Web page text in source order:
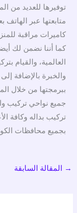
توفيرها للعديد من
متابعتها عبر
كما أننا نضمن لك
العالمية، والقيام
والخبرة بالإضافة
ببرمجتها من خلال
جميع نواحي تركيب
تركيب بداله وكافة
بجميع محافظات
→ المقالة السابقة